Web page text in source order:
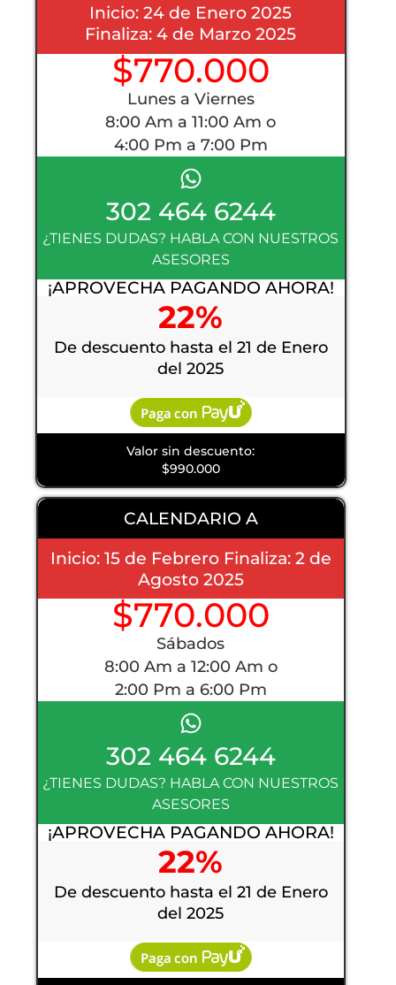
Inicio: 24 de Enero 2025
Finaliza: 4 de Marzo 2025
$770.000
Lunes a Viernes
8:00 Am a 11:00 Am o
4:00 Pm a 7:00 Pm
302 464 6244
¿TIENES DUDAS? HABLA CON NUESTROS
ASESORES
¡APROVECHA PAGANDO AHORA!
22%
De descuento hasta el 21 de Enero
del 2025
Valor sin descuento:
$990.000
CALENDARIO A
Inicio: 15 de Febrero Finaliza: 2 de
Agosto 2025
$770.000
Sábados
8:00 Am a 12:00 Am o
2:00 Pm a 6:00 Pm
302 464 6244
¿TIENES DUDAS? HABLA CON NUESTROS
ASESORES
¡APROVECHA PAGANDO AHORA!
22%
De descuento hasta el 21 de Enero
del 2025